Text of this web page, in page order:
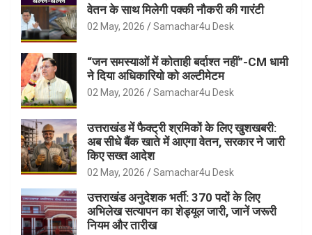
वेतन के साथ मिलेगी पक्की नौकरी की गारंटी
02 May, 2026 Samachar4u Desk
“जन समस्याओं में कोताही बर्दाश्त नहीं”-CM धामी
ने दिया अधिकारियो को अल्टीमेटम
02 May, 2026 Samachar4u Desk
उत्तराखंड में फैक्ट्री श्रमिकों के लिए खुशखबरी:
अब सीधे बैंक खाते में आएगा वेतन, सरकार ने जारी
किए सख्त आदेश
02 May, 2026 Samachar4u Desk
उत्तराखंड अनुदेशक भर्ती: 370 पदों के लिए
अभिलेख सत्यापन का शेड्यूल जारी, जानें जरूरी
नियम और तारीख